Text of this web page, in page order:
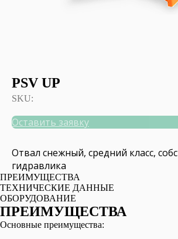
PSV UP
SKU:
Оставить заявку
Отвал снежный, средний класс,
гидравлика
ПРЕИМУЩЕСТВА
ТЕХНИЧЕСКИЕ ДАННЫЕ
OБОРУДОВАНИЕ
ПРЕИМУЩЕСТВА
Основные преимущества: